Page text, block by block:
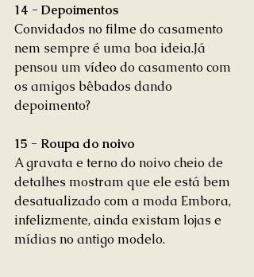
14 - Depoimentos
Convidados no filme do casamento
nem sempre é uma boa ideia.Já
pensou um vídeo do casamento com
os amigos bêbados dando
depoimento?
15 - Roupa do noivo
A gravata e terno do noivo cheio de
detalhes mostram que ele está bem
desatualizado com a moda Embora,
infelizmente, ainda existam lojas e
mídias no antigo modelo.